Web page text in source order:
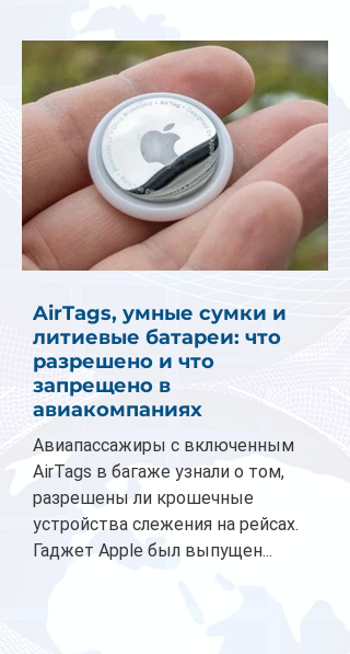
AirTags, умные сумки и
литиевые батареи: что
разрешено и что
запрещено в
авиакомпаниях
Авиапассажиры с включенным
AirTags в багаже узнали о том,
разрешены ли крошечные
устройства слежения на рейсах.
Гаджет Apple был выпущен...